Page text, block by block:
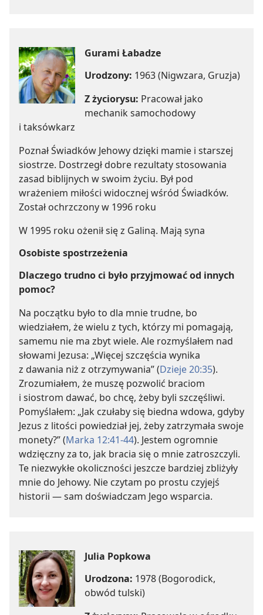
Gurami Łabadze
Urodzony: 1963 (Nigwzara, Gruzja)
Z życiorysu: Pracował jako
mechanik samochodowy
i taksówkarz
Poznał Świadków Jehowy dzięki mamie i starszej
siostrze. Dostrzegł dobre rezultaty stosowania
zasad biblijnych w swoim życiu. Był pod
wrażeniem miłości widocznej wśród Świadków.
Został ochrzczony w 1996 roku
W 1995 roku ożenił się z Galiną. Mają syna
Osobiste spostrzeżenia
Dlaczego trudno ci było przyjmować od innych
pomoc?
Na początku było to dla mnie trudne, bo
wiedziałem, że wielu z tych, którzy mi pomagają,
samemu nie ma zbyt wiele. Ale rozmyślałem nad
słowami Jezusa: „Więcej szczęścia wynika
z dawania niż z otrzymywania” (Dzieje 20:35).
Zrozumiałem, że muszę pozwolić braciom
i siostrom dawać, bo chcę, żeby byli szczęśliwi.
Pomyślałem: „Jak czułaby się biedna wdowa, gdyby
Jezus z litości powiedział jej, żeby zatrzymała swoje
monety?” (Marka 12:41-44). Jestem ogromnie
wdzięczny za to, jak bracia się o mnie zatroszczyli.
Te niezwykłe okoliczności jeszcze bardziej zbliżyły
mnie do Jehowy. Nie czytam po prostu czyjejś
historii — sam doświadczam Jego wsparcia.
Julia Popkowa
Urodzona: 1978 (Bogorodick,
obwód tulski)